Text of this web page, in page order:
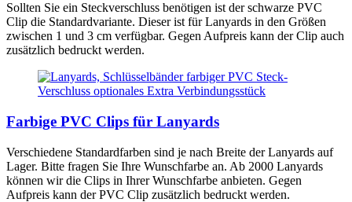
Sollten Sie ein Steckverschluss benötigen ist der schwarze PVC
Clip die Standardvariante. Dieser ist für Lanyards in den Größen
zwischen 1 und 3 cm verfügbar. Gegen Aufpreis kann der Clip auch
zusätzlich bedruckt werden.
Farbige PVC Clips für Lanyards
Verschiedene Standardfarben sind je nach Breite der Lanyards auf
Lager. Bitte fragen Sie Ihre Wunschfarbe an. Ab 2000 Lanyards
können wir die Clips in Ihrer Wunschfarbe anbieten. Gegen
Aufpreis kann der PVC Clip zusätzlich bedruckt werden.